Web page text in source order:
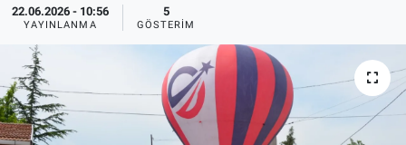
22.06.2026 - 10:56
YAYINLANMA
5
GÖSTERIM
Tüm Haberler
İletişim
Künye
Süper Lig Puan Durumu ve Fikstür
Tüm Manşetler
Son Dakika Haberleri